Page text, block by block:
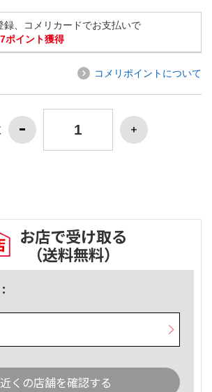
録、コメリカードでお支払いで
7ポイント獲得
コメリポイントについて
お店で受け取る
（送料無料）
近くの店舗を確認する